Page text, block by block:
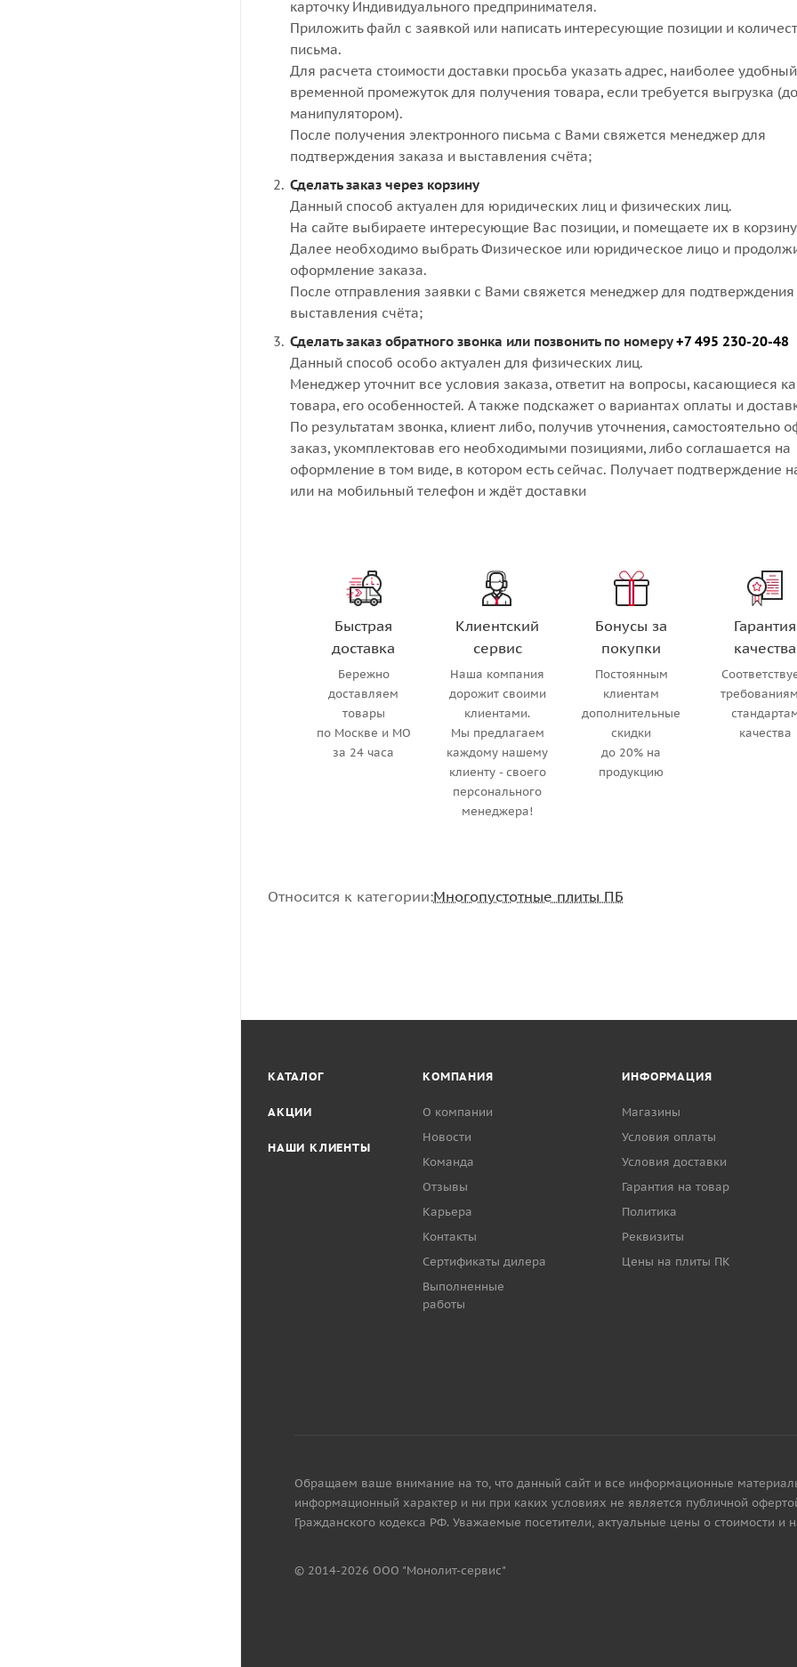
карточку Индивидуального предпринимателя.
Приложить файл с заявкой или написать интересующие позиции и
письма.
Для расчета стоимости доставки просьба указать адрес, наиболее удобный
временной промежуток для получения товара, если требуется выгрузка
манипулятором).
После получения электронного письма с Вами свяжется менеджер для
подтверждения заказа и выставления счёта;
Сделать заказ через корзину
Данный способ актуален для юридических лиц и физических лиц.
На сайте выбираете интересующие Вас позиции, и помещаете их в
Далее необходимо выбрать Физическое или юридическое лицо и
оформление заказа.
После отправления заявки с Вами свяжется менеджер для подтверждения
выставления счёта;
Сделать заказ обратного звонка или позвонить по номеру+7 495 230-20-48
Данный способ особо актуален для физических лиц.
Менеджер уточнит все условия заказа, ответит на вопросы, касающиеся
товара, его особенностей. А также подскажет о вариантах оплаты и
По результатам звонка, клиент либо, получив уточнения, самостоятельно
заказ, укомплектовав его необходимыми позициями, либо соглашается на
оформление в том виде, в котором есть сейчас. Получает подтверждение
или на мобильный телефон и ждёт доставки
Быстрая
доставка
Бережно
доставляем
товары
по Москве и МО
за 24 часа
Клиентский
сервис
Наша компания
дорожит своими
клиентами.
Мы предлагаем
каждому нашему
клиенту - своего
персонального
менеджера!
Бонусы за
покупки
Постоянным
клиентам
дополнительные
скидки
до 20% на
продукцию
Гарантия
качества
качества
Относится к категории:Многопустотные плиты ПБ
КАТАЛОГ
АКЦИИ
НАШИ КЛИЕНТЫ
КОМПАНИЯ
О компании
Новости
Команда
Отзывы
Карьера
Контакты
Сертификаты дилера
Выполненные
работы
ИНФОРМАЦИЯ
Магазины
Условия оплаты
Условия доставки
Гарантия на товар
Политика
Реквизиты
Цены на плиты ПК
Обращаем ваше внимание на то, что данный сайт и все информационные
информационный характер и ни при каких условиях не является публичной
Гражданского кодекса РФ. Уважаемые посетители, актуальные цены о стоимости и
© 2014-2026 ООО "Монолит-сервис"